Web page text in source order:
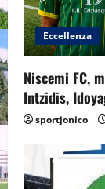
Eccellenza
Niscemi FC,
Intzidis,
sportjonico